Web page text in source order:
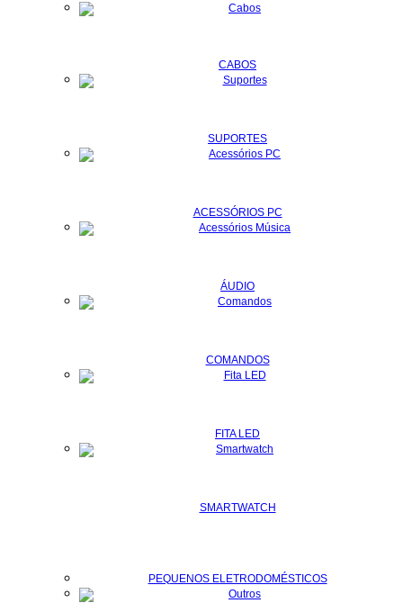
CABOS
SUPORTES
ACESSÓRIOS PC
ÁUDIO
COMANDOS
FITA LED
SMARTWATCH
PEQUENOS ELETRODOMÉSTICOS